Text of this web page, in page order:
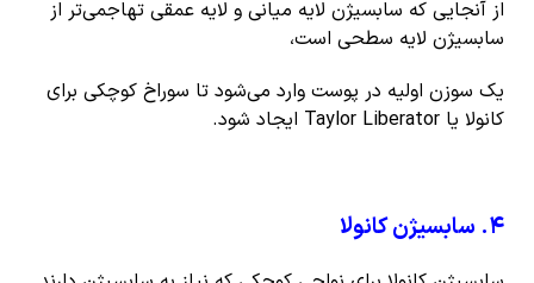
از آنجایی که سابسیژن لایه میانی و لایه عمقی تهاجمی‌تر از
سابسیژن لایه سطحی است،
یک سوزن اولیه در پوست وارد می‌شود تا سوراخ کوچکی برای
کانولا یا Taylor Liberator ایجاد شود.
۴. سابسیژن کانولا